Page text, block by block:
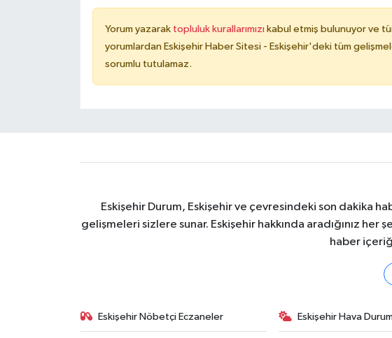
Yorum yazarak topluluk kurallarımızı kabul etmiş bulunuyor ve
yorumlardan Eskişehir Haber Sitesi - Eskişehir'deki tüm
sorumlu tutulamaz.
Eskişehir Durum, Eskişehir ve çevresindeki son dakika
gelişmeleri sizlere sunar. Eskişehir hakkında aradığınız
haber
Eskişehir Nöbetçi Eczaneler Eskişehir Hava